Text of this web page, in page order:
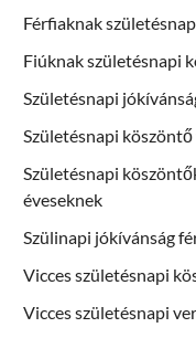
Férfiaknak
Fiúknak születésnapi
Születésnapi
Születésnapi
Születésnapi
éveseknek
Szülinapi jókívánság
Vicces születésnapi
Vicces születésnapi